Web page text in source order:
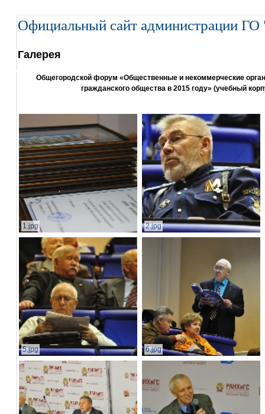
Официальный сайт администрации ГО
Галерея
Общегородской форум «Общественные и некоммерческие
гражданского общества в 2015 году» (учебный
1.jpg 2.jpg
5.jpg 6.jpg